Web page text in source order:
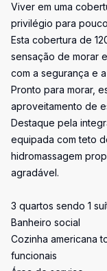
Viver em uma
privilégio para
Esta cobertura de
sensação de morar
com a segurança e
Pronto para morar,
aproveitamento de
Destaque pela
equipada com teto
hidromassagem
agradável.
3 quartos sendo 1
Banheiro social
Cozinha americana
funcionais